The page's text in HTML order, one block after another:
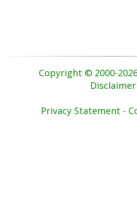
Copyright © 2000-
Disclaimer
Privacy Statement -